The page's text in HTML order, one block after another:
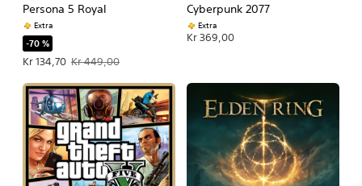
Persona 5 Royal
Extra
-70 %
Kr 134,70
Tilbudspris Kr 134,70. Oprindelig pris Kr 449,00.
Kr 449,00
Cyberpunk 2077
Extra
Kr 369,00